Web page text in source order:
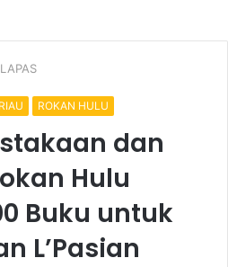
LAPAS
RIAU ROKAN HULU
dan
Hulu
Buku untuk
L’Pasian